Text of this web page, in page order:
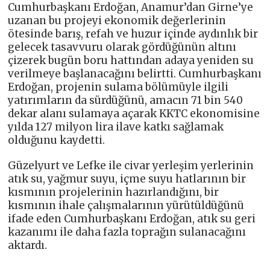
Cumhurbaşkanı Erdoğan, Anamur’dan Girne’ye
uzanan bu projeyi ekonomik değerlerinin
ötesinde barış, refah ve huzur içinde aydınlık bir
gelecek tasavvuru olarak gördüğünün altını
çizerek bugün boru hattından adaya yeniden su
verilmeye başlanacağını belirtti. Cumhurbaşkanı
Erdoğan, projenin sulama bölümüyle ilgili
yatırımların da sürdüğünü, amacın 71 bin 540
dekar alanı sulamaya açarak KKTC ekonomisine
yılda 127 milyon lira ilave katkı sağlamak
olduğunu kaydetti.
Güzelyurt ve Lefke ile civar yerleşim yerlerinin
atık su, yağmur suyu, içme suyu hatlarının bir
kısmının projelerinin hazırlandığını, bir
kısmının ihale çalışmalarının yürütüldüğünü
ifade eden Cumhurbaşkanı Erdoğan, atık su geri
kazanımı ile daha fazla toprağın sulanacağını
aktardı.